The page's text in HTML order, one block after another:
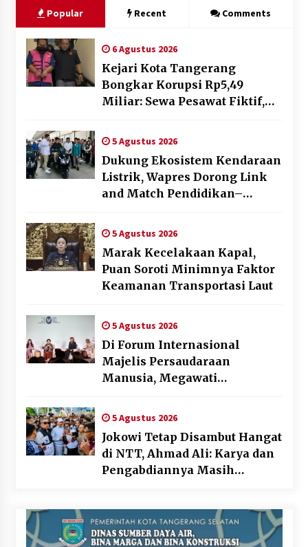
Popular Recent Comments
6 Agustus 2026
Kejari Kota Tangerang
Bongkar Korupsi Rp5,49
Miliar: Sewa Pesawat Fiktif,
Ditahan
5 Agustus 2026
Dukung Ekosistem Kendaraan
Listrik, Wapres Dorong Link
and Match Pendidikan–
5 Agustus 2026
Marak Kecelakaan Kapal,
Puan Soroti Minimnya Faktor
Keamanan Transportasi Laut
5 Agustus 2026
Di Forum Internasional
Majelis Persaudaraan
Manusia, Megawati
Kepemimpinan Perempuan
Bukan Dominasi, Tapi
Merawat Dan Merangkul
5 Agustus 2026
Jokowi Tetap Disambut Hangat
di NTT, Ahmad Ali: Karya dan
Pengabdiannya Masih